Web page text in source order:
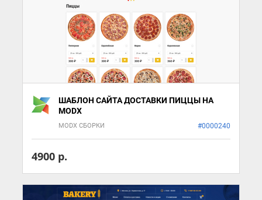
ШАБЛОН САЙТА ДОСТАВКИ ПИЦЦЫ НА
MODX
MODX СБОРКИ #0000240
4900 р.